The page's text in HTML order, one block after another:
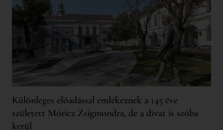
Különleges előadással emlékeznek a 145 éve
született Móricz Zsigmondra, de a divat is szóba
kerül